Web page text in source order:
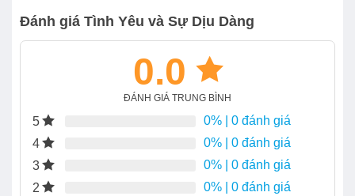
Đánh giá Tình Yêu và Sự Dịu Dàng
0.0
ĐÁNH GIÁ TRUNG BÌNH
5 0% | 0 đánh giá
4
0% | 0 đánh giá
3
0% | 0 đánh giá
2
0% | 0 đánh giá